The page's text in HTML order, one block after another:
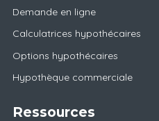
Demande en ligne
Calculatrices hypothécaires
Options hypothécaires
Hypothèque commerciale
Ressources